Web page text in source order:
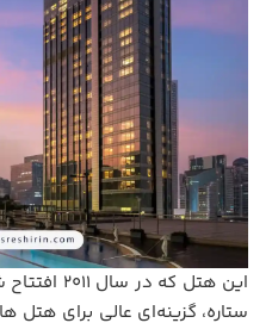
ستاره، گزینه‌ای عالی برای